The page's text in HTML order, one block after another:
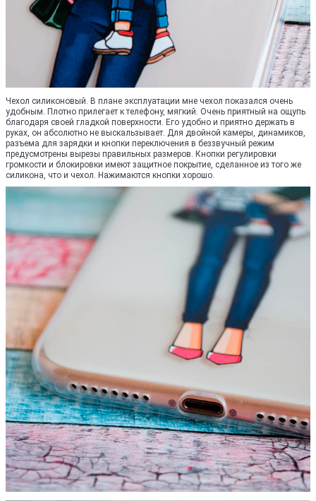
Чехол силиконовый. В плане эксплуатации мне чехол показался очень
удобным. Плотно прилегает к телефону, мягкий. Очень приятный на ощупь
благодаря своей гладкой поверхности. Его удобно и приятно держать в
руках, он абсолютно не выскальзывает. Для двойной камеры, динамиков,
разъема для зарядки и кнопки переключения в беззвучный режим
предусмотрены вырезы правильных размеров. Кнопки регулировки
громкости и блокировки имеют защитное покрытие, сделанное из того же
силикона, что и чехол. Нажимаются кнопки хорошо.